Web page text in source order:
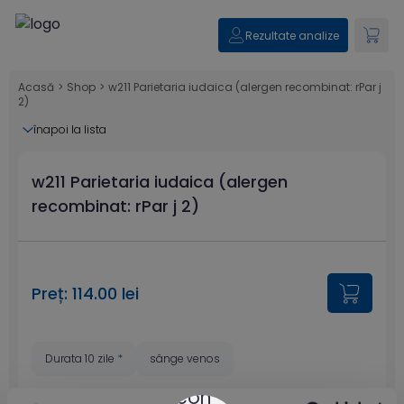
Rezultate analize
Acasă > Shop > w211 Parietaria iudaica (alergen recombinat: rPar j
2)
înapoi la lista
w211 Parietaria iudaica (alergen
recombinat: rPar j 2)
Preț: 114.00 lei
Durata 10 zile * sânge venos